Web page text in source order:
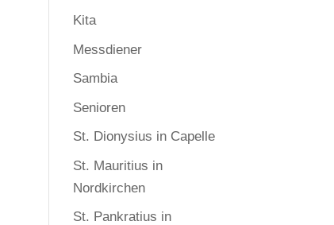
Kita
Messdiener
Sambia
Senioren
St. Dionysius in Capelle
St. Mauritius in
Nordkirchen
St. Pankratius in